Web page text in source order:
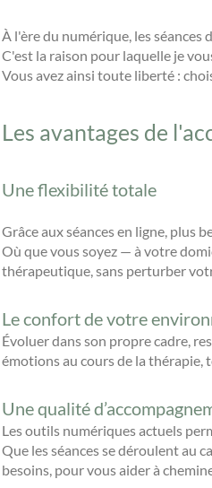
À l'ère du numérique, les séances
C'est la raison pour laquelle je
Vous avez ainsi toute liberté :
Les avantages de
Une flexibilité totale
Grâce aux séances en ligne, plus
Où que vous soyez — à votre
thérapeutique, sans perturber
Le confort de votre
Évoluer dans son propre cadre,
émotions au cours de la thérapie,
Une qualité
Les outils numériques actuels
Que les séances se déroulent au
besoins, pour vous aider à